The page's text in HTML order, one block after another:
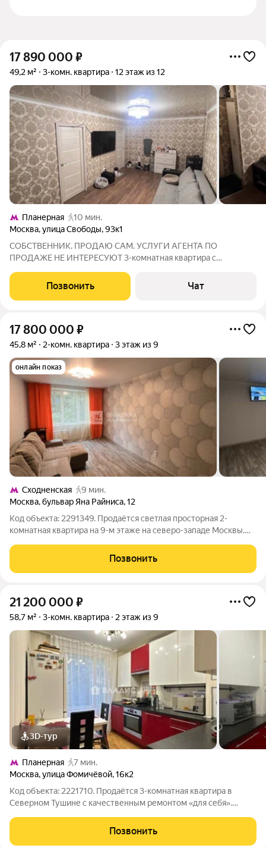
17 890 000 ₽
49,2 м² 3-комн. квартира 12 этаж из 12
Планерная
10 мин.
Москва,улица Свободы,93к1
СОБСТВЕННИК. ПРОДАЮ САМ. УСЛУГИ АГЕНТА ПО
ПРОДАЖЕ НЕ ИНТЕРЕСУЮТ 3-комнатная квартира с
завершающей стадии официального согласования). Можно
сразу заехать и жить. Основные преимущества: - открытый
Позвонить Чат
17 800 000 ₽
45,8 м² 2-комн. квартира 3 этаж из 9
онлайн показ
Сходненская
9 мин.
Москва,бульвар Яна Райниса,12
Код объекта: 2291349. Продаётся светлая просторная 2-
комнатная квартира на 9-м этаже на северо-западе Москвы.
спокойствие, транспортную доступность и зелёное
окружение. Описание квартиры Квартира с
Позвонить
21 200 000 ₽
58,7 м² 3-комн. квартира 2 этаж из 9
3D-тур
Планерная
7 мин.
Москва,улица Фомичёвой,16к2
Код объекта: 2221710. Продаётся 3-комнатная квартира в
Северном Тушине с качественным ремонтом «для себя».
остаётся. Один взрослый собственник. Локация экологичный и
развитый район Северо-запад
Позвонить